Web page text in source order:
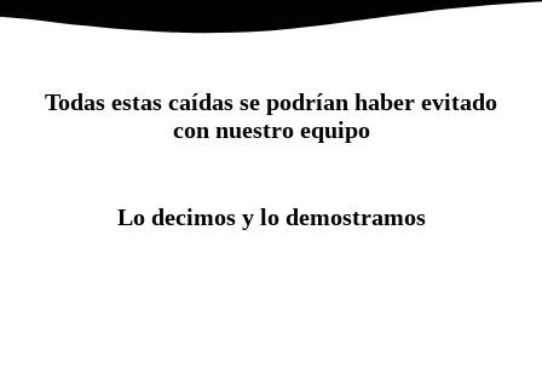
Todas estas caídas se podrían haber evitado
con nuestro equipo
Lo decimos y lo demostramos